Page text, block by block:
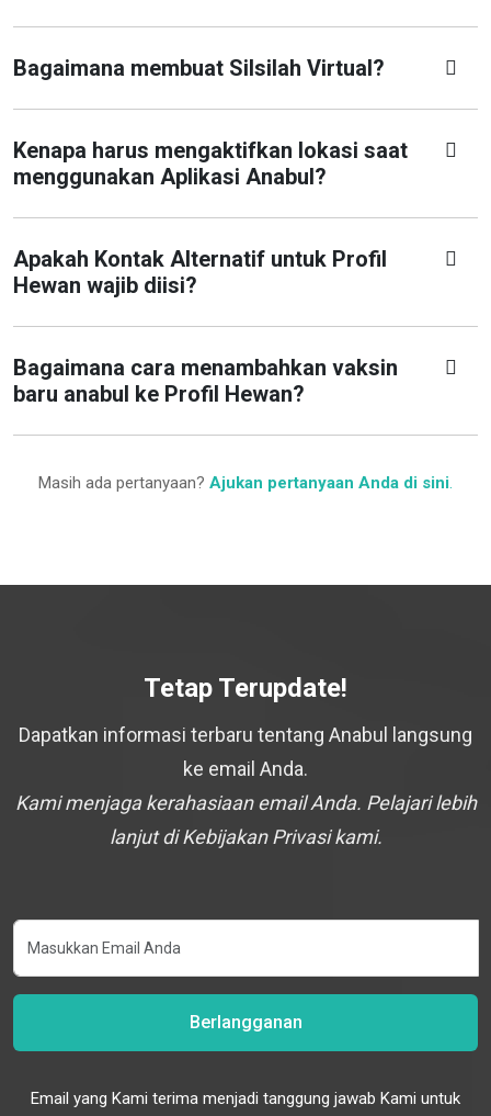
Bagaimana membuat Silsilah Virtual?
Kenapa harus mengaktifkan lokasi saat
menggunakan Aplikasi Anabul?
Apakah Kontak Alternatif untuk Profil
Hewan wajib diisi?
Bagaimana cara menambahkan vaksin
baru anabul ke Profil Hewan?
Masih ada pertanyaan? Ajukan pertanyaan Anda di sini.
Tetap Terupdate!
Dapatkan informasi terbaru tentang Anabul langsung
ke email Anda.
Kami menjaga kerahasiaan email Anda. Pelajari lebih
lanjut di Kebijakan Privasi kami.
Berlangganan
Email yang Kami terima menjadi tanggung jawab Kami untuk